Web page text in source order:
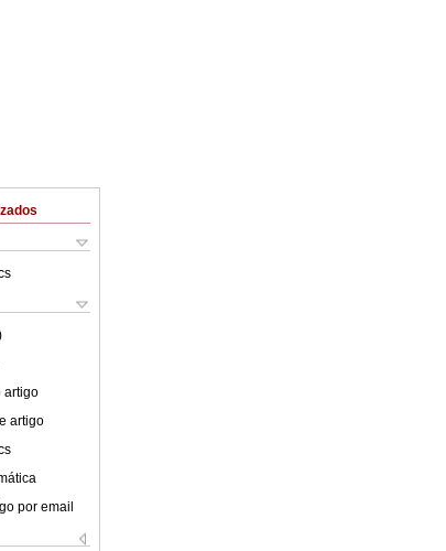
artigo
artigo
por email